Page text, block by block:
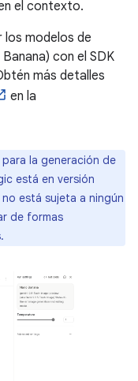
el contexto.
los modelos de
con el SDK
más detalles
en la
la generación de
está en versión
está sujeta a ningún
de formas